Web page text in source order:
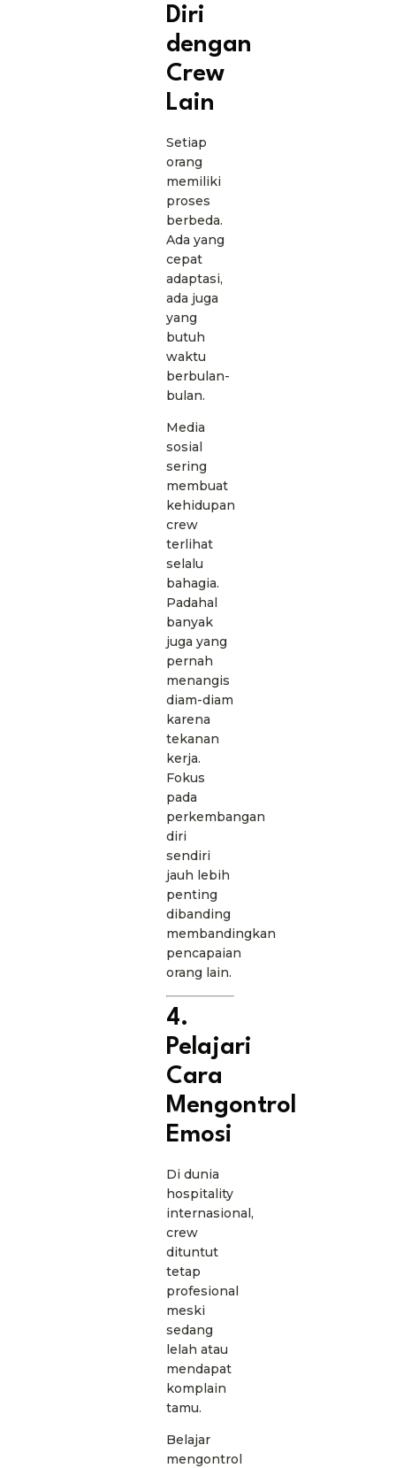
Diri
dengan
Crew
Lain
Setiap
orang
memiliki
proses
berbeda.
Ada yang
cepat
adaptasi,
ada juga
yang
butuh
waktu
berbulan-
bulan.
Media
sosial
sering
membuat
kehidupan
crew
terlihat
selalu
bahagia.
Padahal
banyak
juga yang
pernah
menangis
diam-diam
karena
tekanan
kerja.
Fokus
pada
perkembangan
diri
sendiri
jauh lebih
penting
dibanding
membandingkan
pencapaian
orang lain.
4.
Pelajari
Cara
Mengontrol
Emosi
Di dunia
hospitality
internasional,
crew
dituntut
tetap
profesional
meski
sedang
lelah atau
mendapat
komplain
tamu.
Belajar
mengontrol